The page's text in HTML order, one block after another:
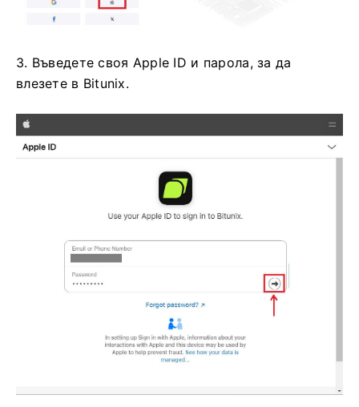
3. Въведете своя Apple ID и парола, за да
влезете в Bitunix.